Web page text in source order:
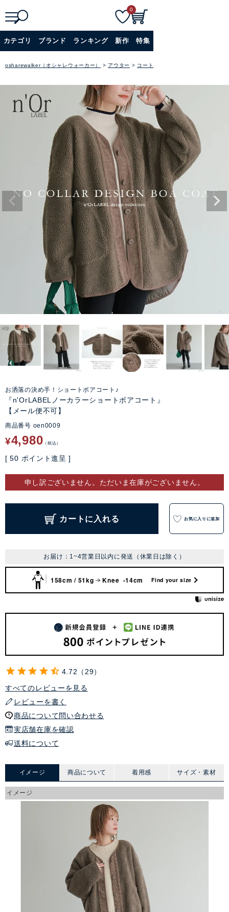
詳細検索
0
カテゴリ ブランド ランキング 新作 特集
osharewalker（オシャレウォーカー） アウター コート
お洒落の決め手！ショートボアコート♪
『n'OrLABELノーカラーショートボアコート』
【メール便不可】
商品番号 oen0009
¥4,980 税込
[ 50 ポイント進呈 ]
申し訳ございません。ただいま在庫がございません。
カートに入れる お気に入りに追加
お届け：1~4営業日以内に発送（休業日は除く）
158cm / 51kg Knee -14cm Find your size
4.72
29
すべてのレビューを見る
レビューを書く
商品について問い合わせる
実店舗在庫を確認
送料について
イメージ 商品について 着用感 サイズ・素材
イメージ